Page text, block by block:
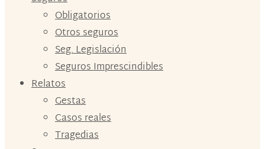
Obligatorios
Otros seguros
Seg. Legislación
Seguros Imprescindibles
Relatos
Gestas
Casos reales
Tragedias